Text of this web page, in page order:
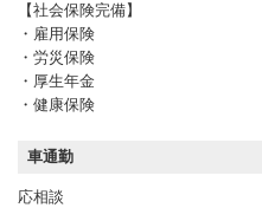
【社会保険完備】
・雇用保険
・労災保険
・厚生年金
・健康保険
車通勤
応相談